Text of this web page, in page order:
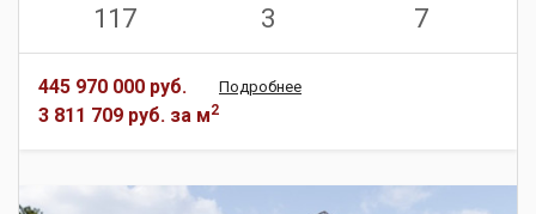
117 3 7
445 970 000 руб.
3 811 709 руб. за м2
Подробнее